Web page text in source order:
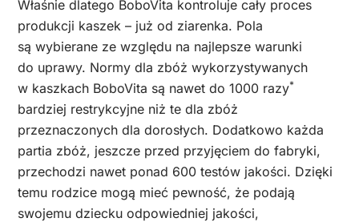
Właśnie dlatego BoboVita kontroluje cały proces
produkcji kaszek – już od ziarenka. Pola
są wybierane ze względu na najlepsze warunki
do uprawy. Normy dla zbóż wykorzystywanych
w kaszkach BoboVita są nawet do 1000 razy*
bardziej restrykcyjne niż te dla zbóż
przeznaczonych dla dorosłych. Dodatkowo każda
partia zbóż, jeszcze przed przyjęciem do fabryki,
przechodzi nawet ponad 600 testów jakości. Dzięki
temu rodzice mogą mieć pewność, że podają
swojemu dziecku odpowiedniej jakości,